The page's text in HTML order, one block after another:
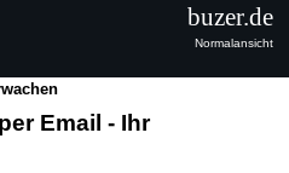
Email - Ihr
buzer.de
Normalansicht